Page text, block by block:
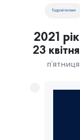
Кадрові питання
2021 рік
23 квітня
п’ятниця